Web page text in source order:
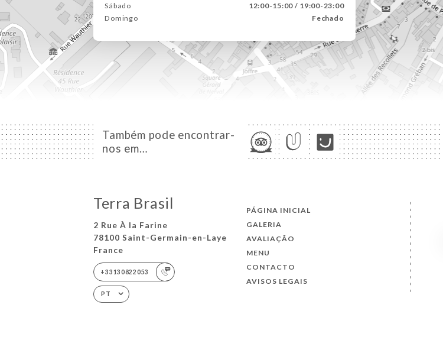
Sábado
12:00-15:00 / 19:00-23:00
Domingo
Fechado
Também pode encontrar-
nos em…
Terra Brasil
2 Rue À la Farine
78100 Saint-Germain-en-Laye
France
+33130822053
PT
PÁGINA INICIAL
GALERIA
AVALIAÇÃO
MENU
CONTACTO
AVISOS LEGAIS